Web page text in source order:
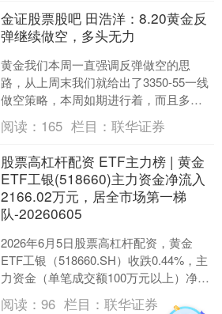
金证股票股吧 田浩洋：8.20黄金反
弹继续做空，多头无力
黄金我们本周一直强调反弹做空的思
路，从上周末我们就给出了3350-55一线
做空策略，本周如期进行着，而且多次
告诫大家3330一线突破是迟早的事，也
和很多朋友交流....
阅读： 165 栏目：联华证券
股票高杠杆配资 ETF主力榜 | 黄金
ETF工银(518660)主力资金净流入
2166.02万元，居全市场第一梯
队-20260605
2026年6月5日股票高杠杆配资，黄金
ETF工银（518660.SH）收跌0.44%，主
力资金（单笔成交额100万元以上）净流
入2166.02万元，居全市场第一....
阅读：96 栏目：联华证券